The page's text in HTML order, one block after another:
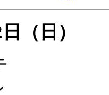
（日）